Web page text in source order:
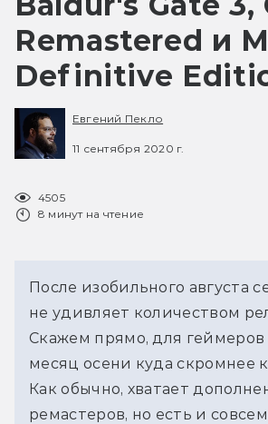
Remastered и
Definitive
Евгений Пекло
11 сентября 2020 г.
4505
8 минут на чтение
После изобильного августа
не удивляет количеством
Скажем прямо, для
месяц осени куда скромнее
Как обычно, хватает
ремастеров, но есть и